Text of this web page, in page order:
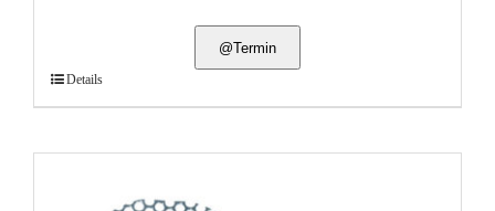
@Termin
Details